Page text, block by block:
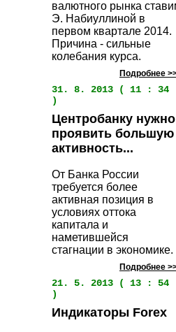
валютного рынка
Э. Набиуллиной в
первом квартале 2014.
Причина - сильные
колебания курса.
Подробнее
31. 8. 2013 ( 11 : 34
)
Центробанку нужно
проявить большую
активность...
От Банка России
требуется более
активная позиция в
условиях оттока
капитала и
наметившейся
стагнации в экономике.
Подробнее
21. 5. 2013 ( 13 : 54
)
Индикаторы Forex